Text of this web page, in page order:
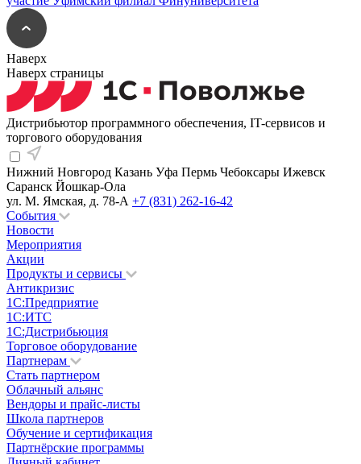
Наверх
Наверх страницы
Дистрибьютор программного обеспечения, IT-сервисов и
торгового оборудования
Нижний Новгород Казань Уфа Пермь Чебоксары Ижевск
Саранск Йошкар-Ола
ул. М. Ямская, д. 78-А +7 (831) 262-16-42
События
Новости
Мероприятия
Акции
Продукты и сервисы
Антикризис
1С:Предприятие
1С:ИТС
1С:Дистрибьюция
Торговое оборудование
Партнерам
Стать партнером
Облачный альянс
Вендоры и прайс-листы
Школа партнеров
Обучение и сертификация
Партнёрские программы